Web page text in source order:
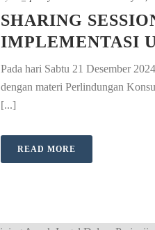
SHARING
IMPLEMENTASI
Pada hari Sabtu 21 Desember
dengan materi Perlindungan
[...]
READ MORE